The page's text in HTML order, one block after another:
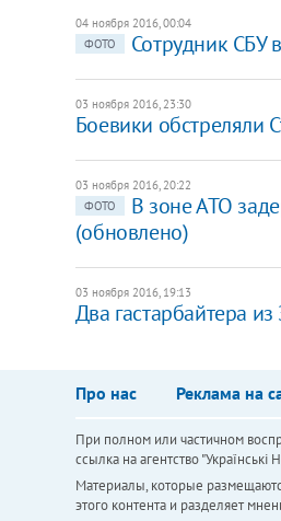
04 ноября 2016, 00:04
ФОТО
Сотрудник СБУ
03 ноября 2016, 23:30
Боевики обстреляли
03 ноября 2016, 20:22
ФОТО
В зоне АТО
(обновлено)
03 ноября 2016, 19:13
Два гастарбайтера
Про нас Реклама на
При полном или частичном
ссылка на агентство
Материалы, которые
этого контента и разделяет